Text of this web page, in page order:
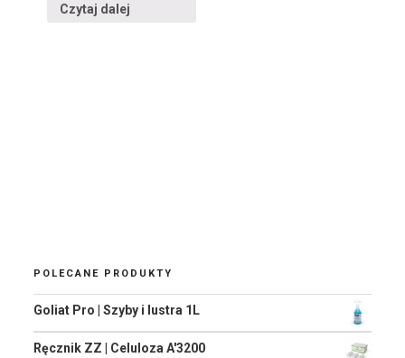
Czytaj dalej
POLECANE PRODUKTY
Goliat Pro | Szyby i lustra 1L
Ręcznik ZZ | Celuloza A'3200